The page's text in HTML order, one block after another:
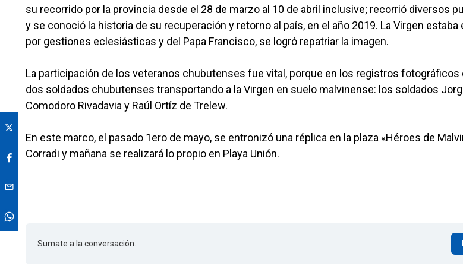
su recorrido por la provincia desde el 28 de marzo al 10 de abril inclusive; recorrió diversos
y se conoció la historia de su recuperación y retorno al país, en el año 2019. La Virgen estaba
por gestiones eclesiásticas y del Papa Francisco, se logró repatriar la imagen.
La participación de los veteranos chubutenses fue vital, porque en los registros fotográficos
dos soldados chubutenses transportando a la Virgen en suelo malvinense: los soldados
Comodoro Rivadavia y Raúl Ortíz de Trelew.
En este marco, el pasado 1ero de mayo, se entronizó una réplica en la plaza «Héroes de
Corradi y mañana se realizará lo propio en Playa Unión.
Sumate a la conversación.